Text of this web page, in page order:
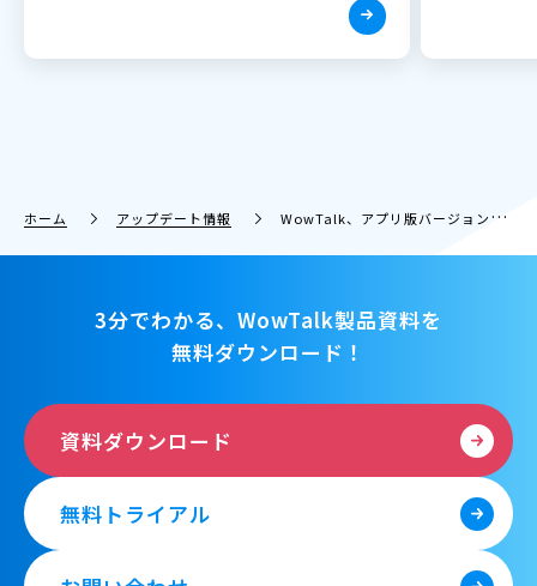
ホーム アップデート情報 WowTalk、アプリ版バージョン9.0公開！ 便利なアルバム機能追加＆タイムラインの機能も強化！
3分でわかる、WowTalk製品資料を
無料ダウンロード！
資料ダウンロード
無料トライアル